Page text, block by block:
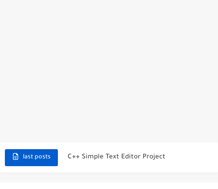
last posts C++ Simple Text Editor Project